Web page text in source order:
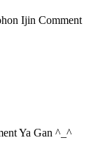
Ijin Comment
Ya Gan ^_^